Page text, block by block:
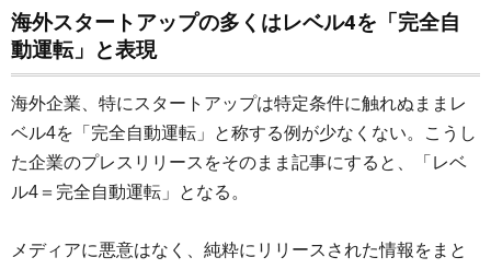
海外スタートアップの多くはレベル4を「完全自
動運転」と表現
海外企業、特にスタートアップは特定条件に触れぬままレ
ベル4を「完全自動運転」と称する例が少なくない。こうし
た企業のプレスリリースをそのまま記事にすると、「レベ
ル4＝完全自動運転」となる。
メディアに悪意はなく、純粋にリリースされた情報をまと